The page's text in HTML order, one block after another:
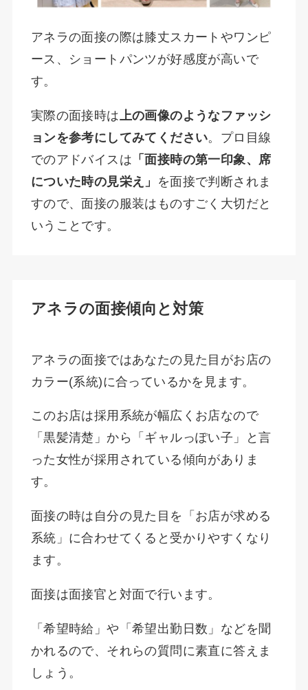
アネラの面接の際は膝丈スカートやワンピ
ース、ショートパンツが好感度が高いで
す。
実際の面接時は 上の画像のようなファッシ
ョンを参考にしてみてください。プロ目線
でのアドバイスは 「面接時の第一印象、席
についた時の見栄え」
を面接で判断されま
すので、面接の服装はものすごく大切だと
いうことです。
アネラの面接傾向と対策
アネラの面接ではあなたの見た目がお店の
カラー(系統)に合っているかを見ます。
このお店は採用系統が幅広くお店なので
「黒髪清楚」から「ギャルっぽい子」と言
った女性が採用されている傾向がありま
す。
面接の時は自分の見た目を「お店が求める
系統」に合わせてくると受かりやすくなり
ます。
面接は面接官と対面で行います。
「希望時給」や「希望出勤日数」などを聞
かれるので、それらの質問に素直に答えま
しょう。